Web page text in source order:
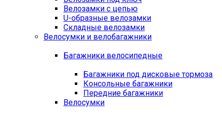
Велозамки с цепью
U-образные велозамки
Складные велозамки
Велосумки и велобагажники
Багажники велосипедные
Багажники под дисковые тормоза
Консольные багажники
Передние багажники
Велосумки